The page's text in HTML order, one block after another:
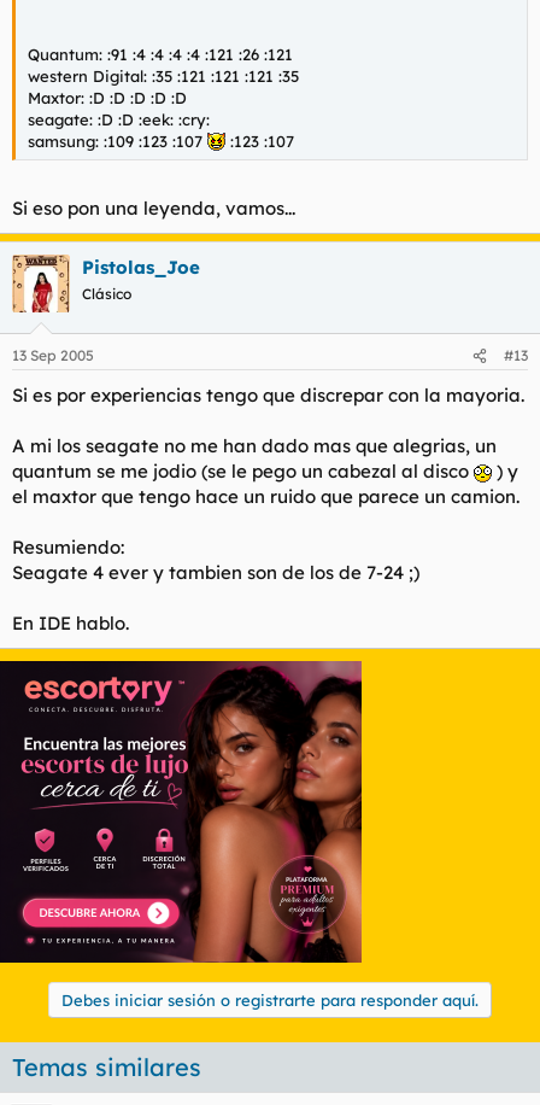
Quantum: :91 :4 :4 :4 :4 :121 :26 :121
western Digital: :35 :121 :121 :121 :35
Maxtor: :D :D :D :D :D
seagate: :D :D :eek: :cry:
samsung: :109 :123 :107
:123 :107
Si eso pon una leyenda, vamos...
Pistolas_Joe
Clásico
13 Sep 2005 #13
Si es por experiencias tengo que discrepar con la mayoria.
A mi los seagate no me han dado mas que alegrias, un
quantum se me jodio (se le pego un cabezal al disco
) y
el maxtor que tengo hace un ruido que parece un camion.
Resumiendo:
Seagate 4 ever y tambien son de los de 7-24 ;)
En IDE hablo.
Debes iniciar sesión o registrarte para responder aquí.
Temas similares